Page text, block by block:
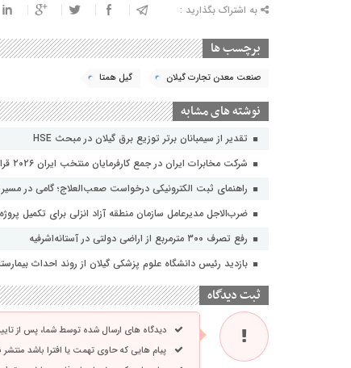
به اشتراک بگذارید :
برچسب ها
صنعت معدن تجارت گیلان گیل همتا
نوشته های مشابه
تقدیر از سیمبانان برتر توزیع برق گیلان در مبحث HSE
شرکت مخابرات ایران در جمع کارفرمایان منتخب ایران ۲۰۲۶ قرار گرفت
راهنمای ثبت الکترونیکی درخواست صعب‌العلاج؛ گامی در
ضرب‌الاجل مدیرعامل سازمان منطقه آزاد انزلی برای تکمیل
رفع تصرف ۳۰۰ مترمربع از اراضی دولتی در آستانه‌اشرفیه
بازدید رئیس دانشگاه علوم پزشکی گیلان از روند احداث بیمارستان ۴۲۱ تخت‌خوابی
ثبت دیدگاه
دیدگاه های ارسال شده توسط شما، پس از
پیام هایی که حاوی تهمت یا افترا باشد